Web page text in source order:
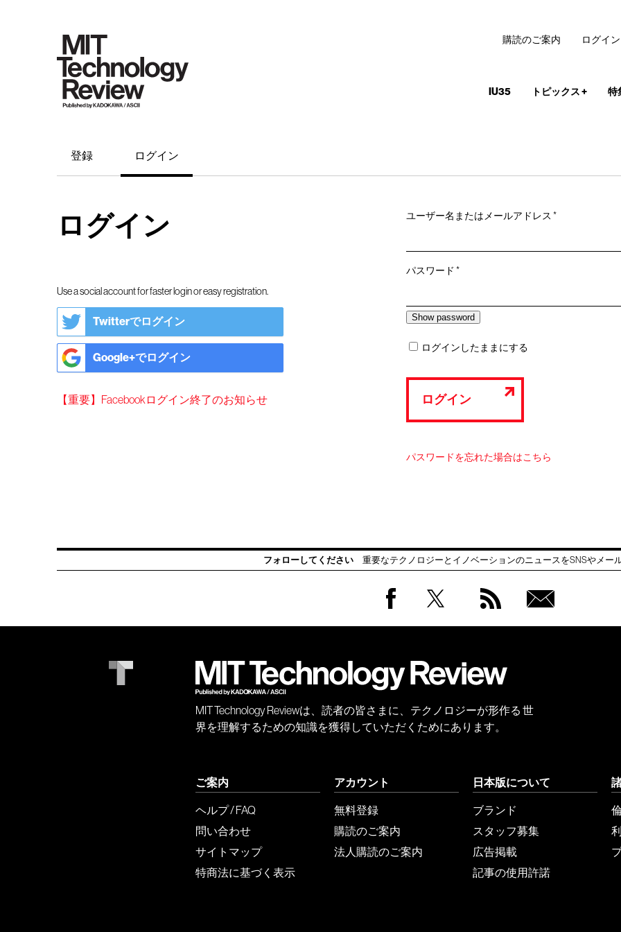
IU35 トピックス+ 特
購読のご案内 ログイン
登録 ログイン
ログイン
Use a social account for faster login or easy registration.
Twitterでログイン
Google+でログイン
【重要】Facebookログイン終了のお知らせ
ユーザー名またはメールアドレス*必
パスワード*必
ログインしたままにする
ログイン
パスワードを忘れた場合はこちら
フォローしてください 重要なテクノロジーとイノベーションのニュースをSNSやメー
会員
MIT Technology Reviewは、読者の皆さまに、テクノロジーが形作る 世
界を理解するための知識を獲得していただくためにあります。
ご案内
ヘルプ / FAQ
問い合わせ
サイトマップ
特商法に基づく表示
アカウント
無料登録
購読のご案内
法人購読のご案内
日本版について
ブランド
スタッフ募集
広告掲載
記事の使用許諾